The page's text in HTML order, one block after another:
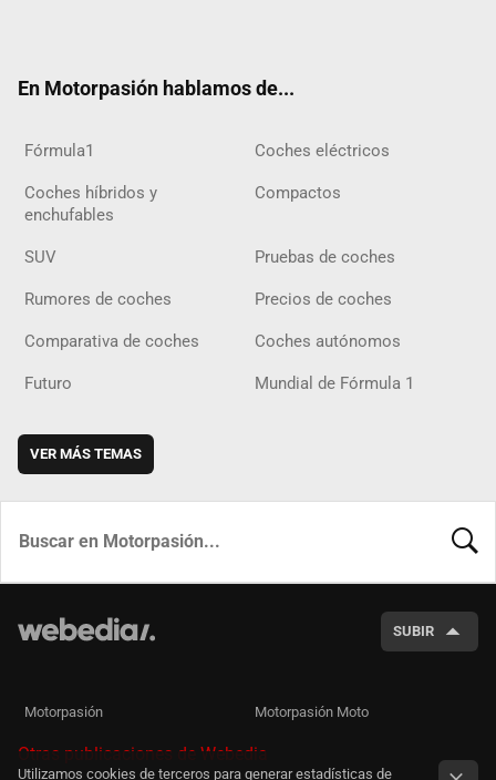
En Motorpasión hablamos de...
Fórmula1 Coches eléctricos
Coches híbridos y
enchufables
Compactos
SUV Pruebas de coches
Rumores de coches Precios de coches
Comparativa de coches Coches autónomos
Futuro Mundial de Fórmula 1
VER MÁS TEMAS
SUBIR
Motorpasión Motorpasión Moto
Otras publicaciones de Webedia
Utilizamos cookies de terceros para generar estadísticas de